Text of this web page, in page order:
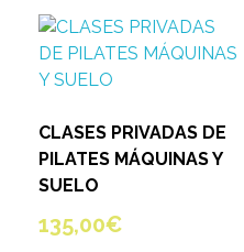
CLASES PRIVADAS DE
PILATES MÁQUINAS Y
SUELO
135,00€